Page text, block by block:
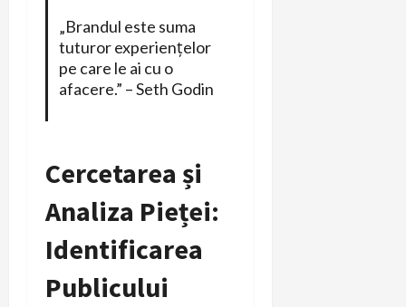
„Brandul este suma
tuturor experiențelor
pe care le ai cu o
afacere.” – Seth Godin
Cercetarea și
Analiza Pieței:
Identificarea
Publicului